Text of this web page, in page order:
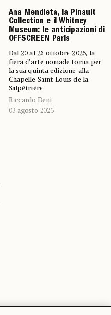
Ana Mendieta, la Pinault
Collection e il Whitney
Museum: le anticipazioni di
OFFSCREEN Paris
Dal 20 al 25 ottobre 2026, la
fiera d'arte nomade torna per
la sua quinta edizione alla
Chapelle Saint-Louis de la
Salpêtrière
Riccardo Deni
03 agosto 2026